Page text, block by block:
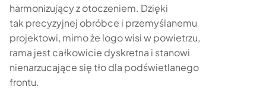
harmonizujący z otoczeniem. Dzięki
tak precyzyjnej obróbce i przemyślanemu
projektowi, mimo że logo wisi w powietrzu,
rama jest całkowicie dyskretna i stanowi
nienarzucające się tło dla podświetlanego
frontu.